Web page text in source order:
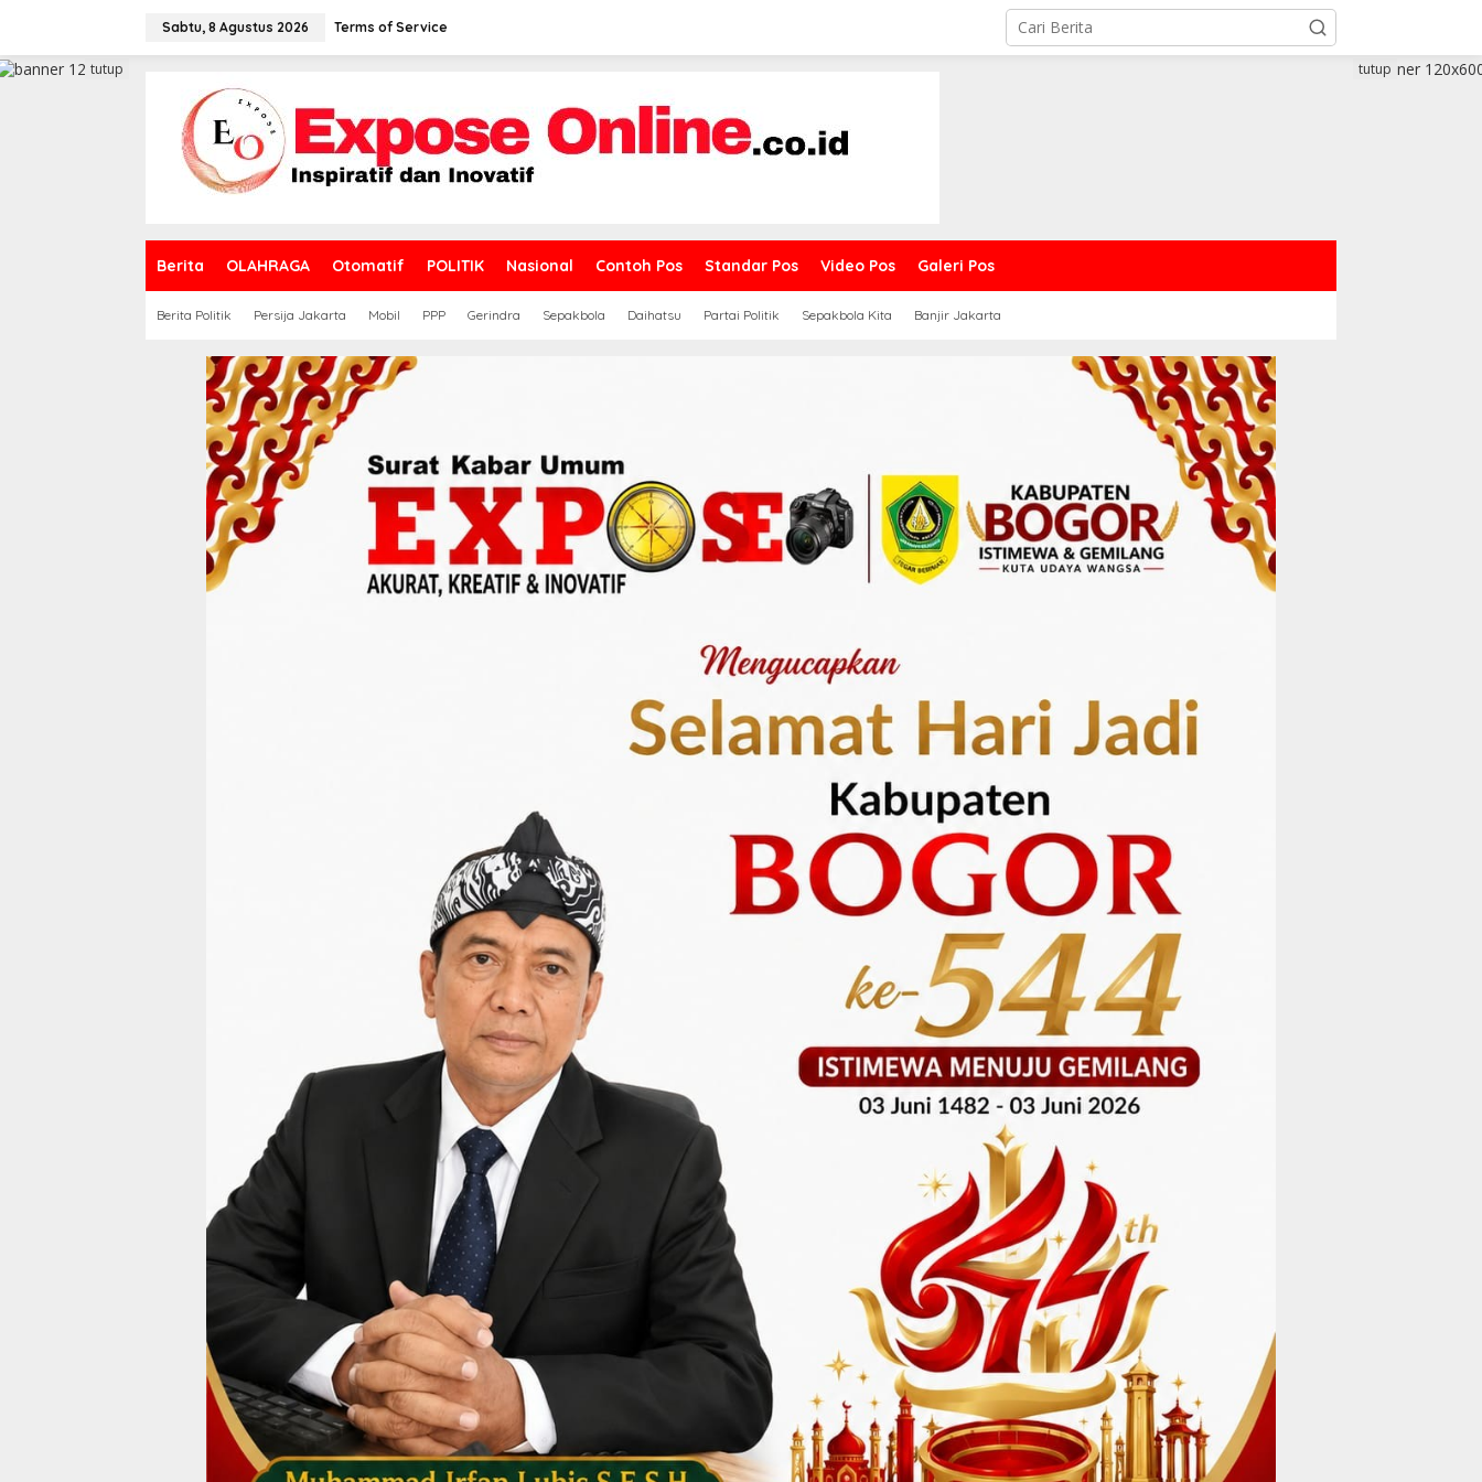
a
Sabtu, 8 Agustus 2026 Terms of Service
Berita OLAHRAGA Otomatif POLITIK Nasional Contoh Pos Standar Pos Video Pos Galeri Pos
Berita Politik Persija Jakarta Mobil PPP Gerindra Sepakbola Daihatsu Partai Politik Sepakbola Kita Banjir Jakarta
tutup tutup